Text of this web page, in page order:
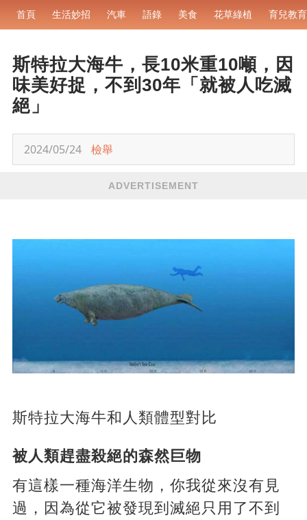
首頁 生活妙招 汽車 語錄 美食 花草綠植 育兒教育
斯特拉大海牛，長10米重10噸，因
味美好捉，不到30年「就被人吃滅
絕」
2024/05/24 檢舉
ADVERTISEMENT
斯特拉大海牛和人類體型對比
被人類趕盡殺絕的森然巨物
有這樣一種海洋生物，你我從來沒有見
過，因為從它被發現到滅絕只用了不到